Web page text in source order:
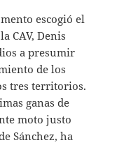
escogió el
CAV, Denis
a presumir
de los
tres territorios.
ganas de
moto justo
Sánchez, ha